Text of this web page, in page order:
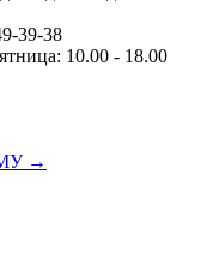
39-38
10.00 - 18.00
→